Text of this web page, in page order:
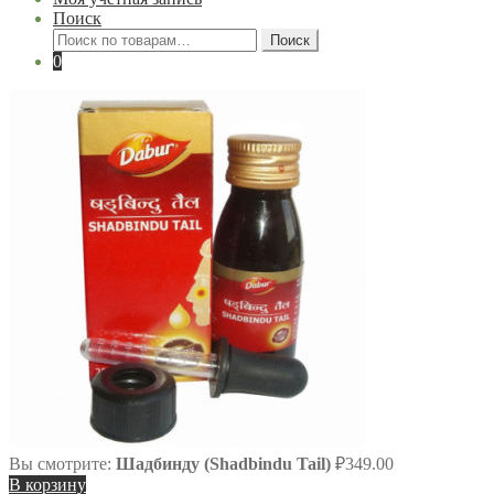
Поиск
Искать:
Поиск
0
Вы смотрите: Шадбинду (Shadbindu Tail) ₽349.00
В корзину